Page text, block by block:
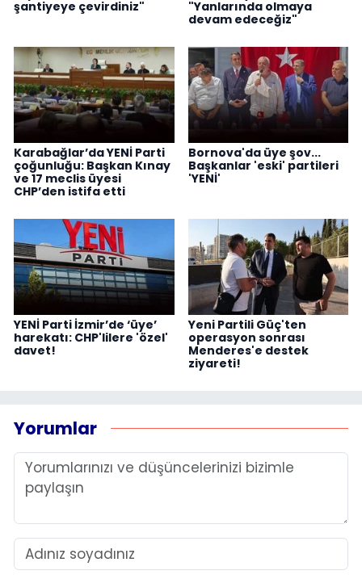
şantiyeye çevirdiniz"
"Yanlarında olmaya
devam edeceğiz"
Karabağlar’da YENİ Parti
çoğunluğu: Başkan Kınay
ve 17 meclis üyesi
CHP’den istifa etti
Bornova'da üye şov...
Başkanlar 'eski' partileri
'YENİ'
YENİ Parti İzmir’de ‘üye’
harekatı: CHP'lilere 'özel'
davet!
Yeni Partili Güç'ten
operasyon sonrası
Menderes'e destek
ziyareti!
Yorumlar